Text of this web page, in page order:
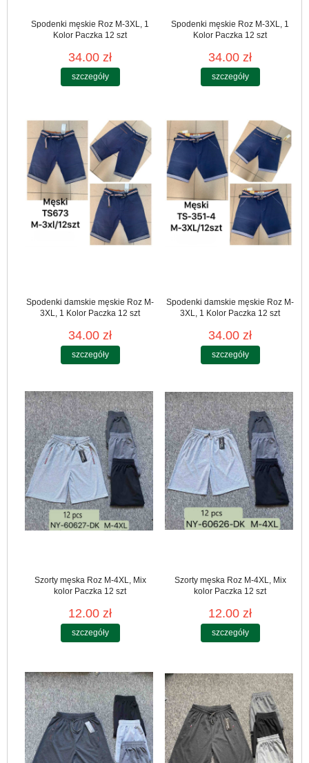
Spodenki męskie Roz M-3XL, 1
Kolor Paczka 12 szt
34.00 zł
szczegóły
Spodenki męskie Roz M-3XL, 1
Kolor Paczka 12 szt
34.00 zł
szczegóły
Spodenki damskie męskie Roz M-
3XL, 1 Kolor Paczka 12 szt
34.00 zł
szczegóły
Spodenki damskie męskie Roz M-
3XL, 1 Kolor Paczka 12 szt
34.00 zł
szczegóły
Szorty męska Roz M-4XL, Mix
kolor Paczka 12 szt
12.00 zł
szczegóły
Szorty męska Roz M-4XL, Mix
kolor Paczka 12 szt
12.00 zł
szczegóły